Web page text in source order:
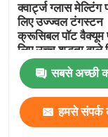
क्वार्ट्ज ग्लास
लिए उज्ज्वल टंगस्टन
क्रूसिबल पॉट वैक्यूम
लिए उच्च शुद्धता वाले
टंगस्टन क्रूसिबल
सबसे अच्छी
हमसे संपर्क